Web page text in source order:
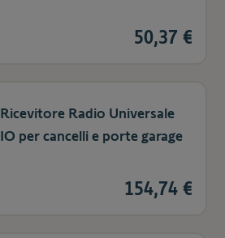
50,37 €
Ricevitore Radio Universale
IO per cancelli e porte garage
154,74 €